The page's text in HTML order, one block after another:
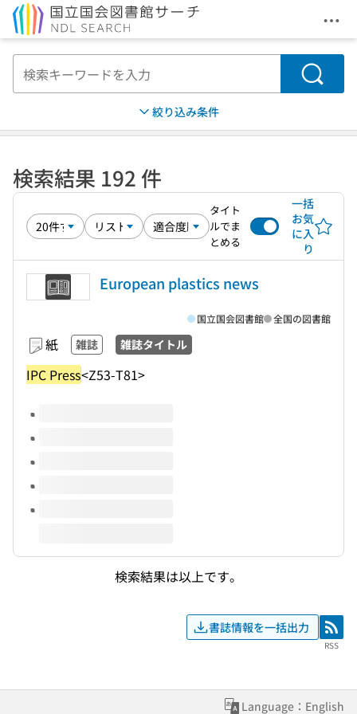
メ
検索
絞り込み条件
検索結果 192 件
タイト
ルでま
とめる
一括
お気
に入
り
European plastics news
紙 雑誌 雑誌タイトル
IPC Press<Z53-T81>
国立国会図書館 全国の図書館
このタイトルの巻号
検索結果は以上です。
書誌情報を一括出力 RSS
RSS
Language：English